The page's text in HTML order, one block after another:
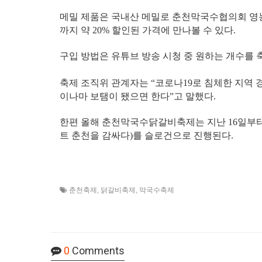
메밀 제품은 국내산 메밀로 춘천막국수협의회
까지 약 20% 할인된 가격에 만나볼 수 있다.
구입 방법은 유튜브 방송 시청 중 원하는 개수를
축제 조직위 관계자는 “코로나19로 침체한 지역
이나마 보탬이 됐으면 한다”고 말했다.
한편 올해 춘천막국수닭갈비축제는 지난 16일부
트 춘천을 감싸다)를 슬로건으로 진행된다.
춘천축제 , 닭갈비축제 , 막국수축제
0 Comments